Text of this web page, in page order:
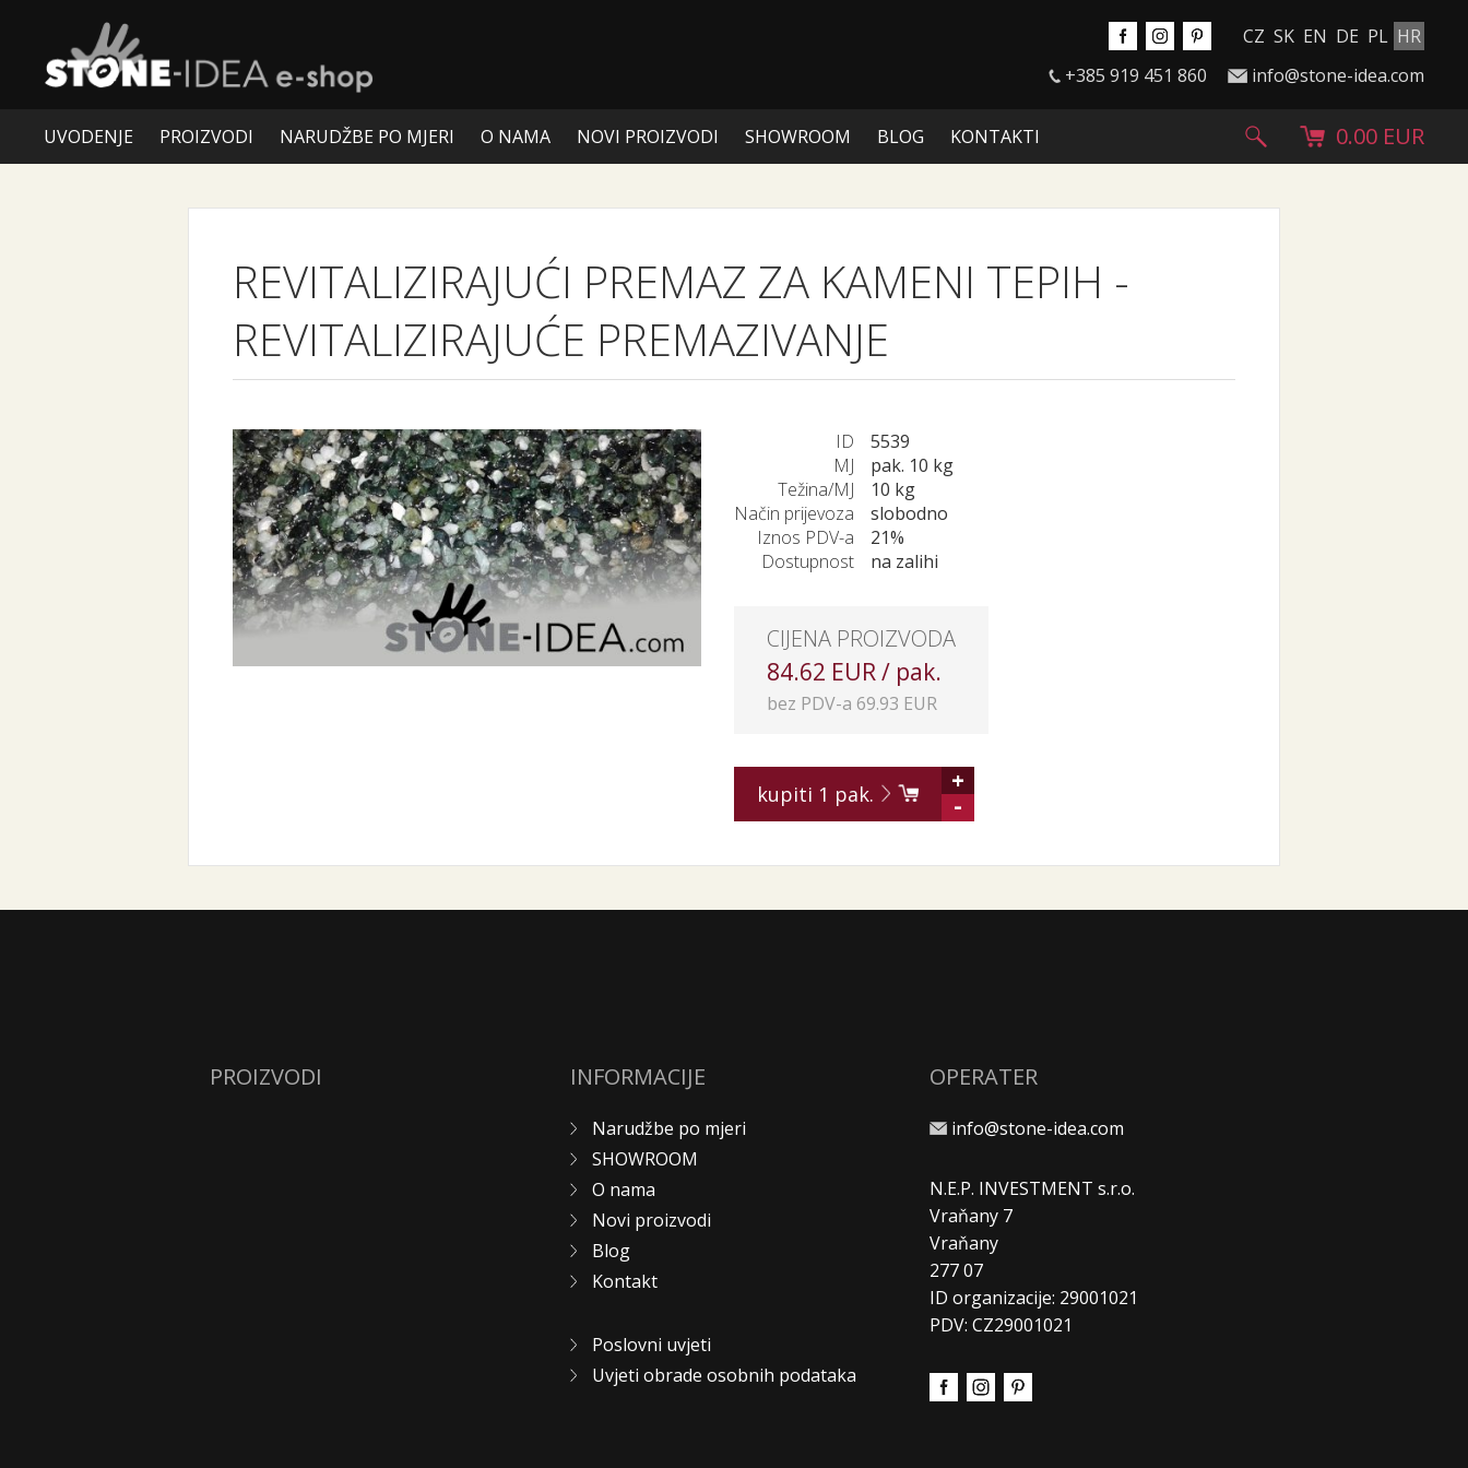
CZ SK EN DE PL HR
+385 919 451 860
info@stone-idea.com
UVODENJE PROIZVODI NARUDŽBE PO MJERI O NAMA NOVI PROIZVODI SHOWROOM BLOG KONTAKTI 0.00 EUR
REVITALIZIRAJUĆI PREMAZ ZA KAMENI TEPIH -
REVITALIZIRAJUĆE PREMAZIVANJE
ID
5539
MJ
pak. 10 kg
Težina/MJ
10 kg
Način prijevoza
slobodno
Iznos PDV-a
21%
Dostupnost
na zalihi
CIJENA PROIZVODA
84.62 EUR / pak.
bez PDV-a 69.93 EUR
kupiti 1 pak.
+
-
PROIZVODI INFORMACIJE
Narudžbe po mjeri
SHOWROOM
O nama
Novi proizvodi
Blog
Kontakt
Poslovni uvjeti
Uvjeti obrade osobnih podataka
OPERATER
info@stone-idea.com
N.E.P. INVESTMENT s.r.o.
Vraňany 7
Vraňany
277 07
ID organizacije: 29001021
PDV: CZ29001021